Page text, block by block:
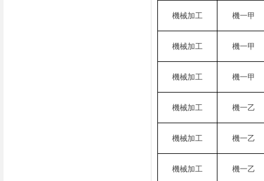
機械加工 機一甲
機械加工 機一甲
機械加工 機一甲
機械加工 機一乙
機械加工 機一乙
機械加工 機一乙